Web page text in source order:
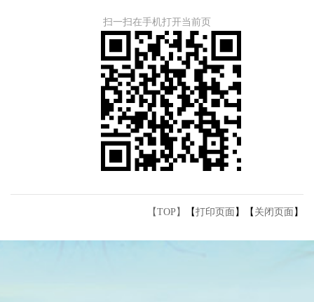
扫一扫在手机打开当前页
【TOP】 【打印页面 】【 关闭页面 】